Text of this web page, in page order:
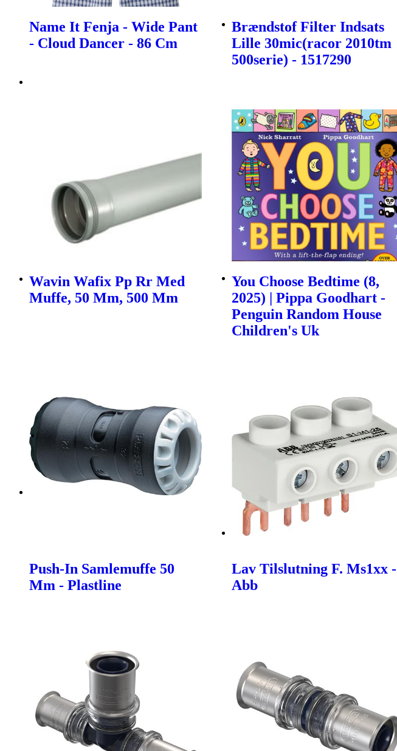
Name It Fenja - Wide Pant
- Cloud Dancer - 86 Cm
Brændstof Filter Indsats
Lille 30mic(racor 2010tm
500serie) - 1517290
Wavin Wafix Pp Rr Med
Muffe, 50 Mm, 500 Mm
You Choose Bedtime (8,
2025) | Pippa Goodhart -
Penguin Random House
Children's Uk
Push-In Samlemuffe 50
Mm - Plastline
Lav Tilslutning F. Ms1xx -
Abb